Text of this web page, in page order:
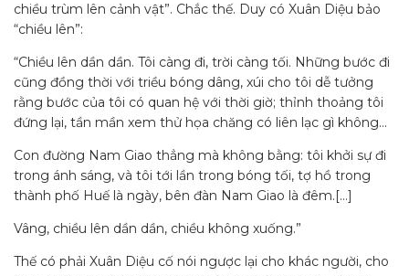
chiều trùm lên cảnh vật”. Chắc thế. Duy có Xuân Diệu bảo
“chiều lên”:
“Chiều lên dần dần. Tôi càng đi, trời càng tối. Những bước đi
cũng đồng thời với triều bóng dâng, xúi cho tôi dễ tưởng
rằng bước của tôi có quan hệ với thời giờ; thỉnh thoảng tôi
đứng lại, tần mần xem thử họa chăng có liên lạc gì không…
Con đường Nam Giao thẳng mà không bằng: tôi khởi sự đi
trong ánh sáng, và tôi tới lần trong bóng tối, tợ hồ trong
thành phố Huế là ngày, bên đàn Nam Giao là đêm.[…]
Vâng, chiều lên dần dần, chiều không xuống.”
Thế có phải Xuân Diệu cố nói ngược lại cho khác người, cho